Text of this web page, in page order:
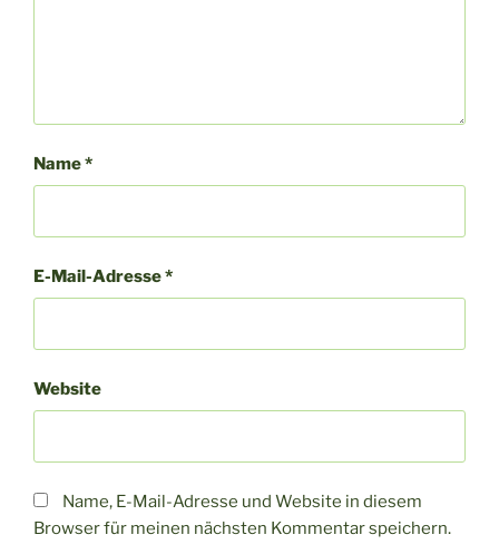
Name*
E-Mail-Adresse*
Website
Name, E-Mail-Adresse und Website in diesem
Browser für meinen nächsten Kommentar speichern.